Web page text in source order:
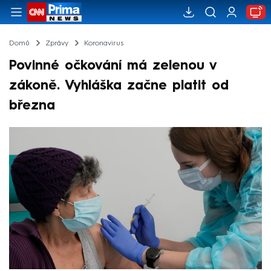
Domů Zprávy Koronavirus
Povinné očkování má zelenou v
zákoně. Vyhláška začne platit od
března